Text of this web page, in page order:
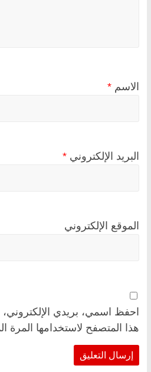
الاسم *
البريد الإلكتروني *
الموقع الإلكتروني
احفظ اسمي، بريدي الإلكتروني،
هذا المتصفح لاستخدامها المرة